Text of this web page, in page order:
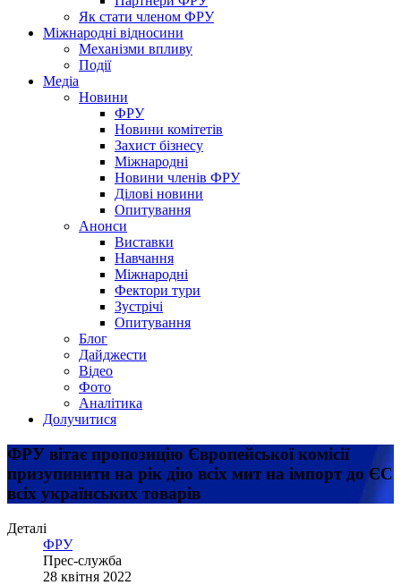
Як стати членом ФРУ
Міжнародні відносини
Механізми впливу
Події
Медіа
Новини
ФРУ
Новини комітетів
Захист бізнесу
Міжнародні
Новини членів ФРУ
Ділові новини
Опитування
Анонси
Виставки
Навчання
Міжнародні
Фектори тури
Зустрічі
Опитування
Блог
Дайджести
Відео
Фото
Аналітика
Долучитися
ФРУ вітає пропозицію Європейської комісії
призупинити на рік дію всіх мит на імпорт до ЄС
всіх українських товарів
Деталі
ФРУ
Прес-служба
28 квітня 2022